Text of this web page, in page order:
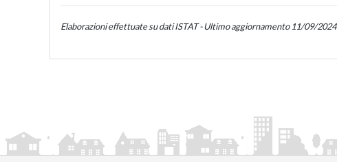
Elaborazioni effettuate su dati ISTAT - Ultimo aggiornamento 11/09/2024